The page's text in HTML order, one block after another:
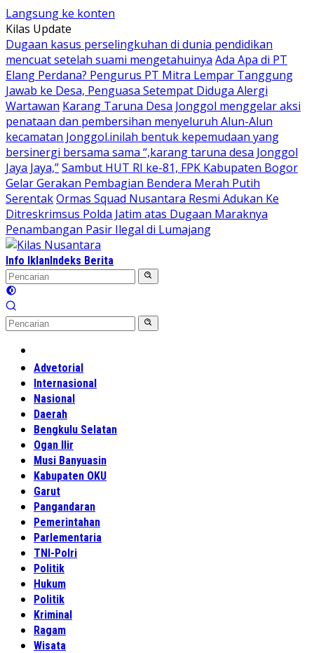
Langsung ke konten
Kilas Update
Dugaan kasus perselingkuhan di dunia pendidikan
mencuat setelah suami mengetahuinya Ada Apa di PT
Elang Perdana? Pengurus PT Mitra Lempar Tanggung
Jawab ke Desa, Penguasa Setempat Diduga Alergi
Wartawan Karang Taruna Desa Jonggol menggelar aksi
penataan dan pembersihan menyeluruh Alun-Alun
kecamatan Jonggol.inilah bentuk kepemudaan yang
bersinergi bersama sama “,karang taruna desa Jonggol
Jaya Jaya,”Sambut HUT RI ke-81, FPK Kabupaten Bogor
Gelar Gerakan Pembagian Bendera Merah Putih
SerentakOrmas Squad Nusantara Resmi Adukan Ke
Ditreskrimsus Polda Jatim atas Dugaan Maraknya
Penambangan Pasir Ilegal di Lumajang
Info IklanIndeks Berita
Advetorial
Internasional
Nasional
Daerah
Bengkulu Selatan
Ogan Ilir
Musi Banyuasin
Kabupaten OKU
Garut
Pangandaran
Pemerintahan
Parlementaria
TNI-Polri
Politik
Hukum
Politik
Kriminal
Ragam
Wisata